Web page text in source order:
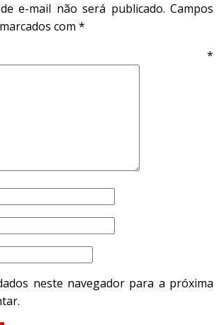
e-mail não será publicado. Campos
com *
*
neste navegador para a próxima